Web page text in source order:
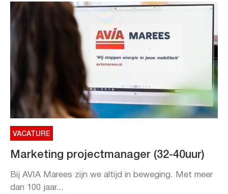
VACATURE
Marketing projectmanager (32-40uur)
Bij AVIA Marees zijn we altijd in beweging. Met meer
dan 100 jaar...